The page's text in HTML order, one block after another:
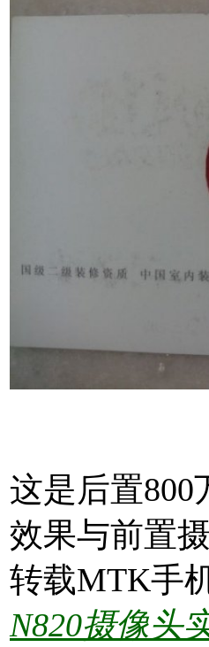
这是后置
效果与前置
转载MTK手
N820摄像头